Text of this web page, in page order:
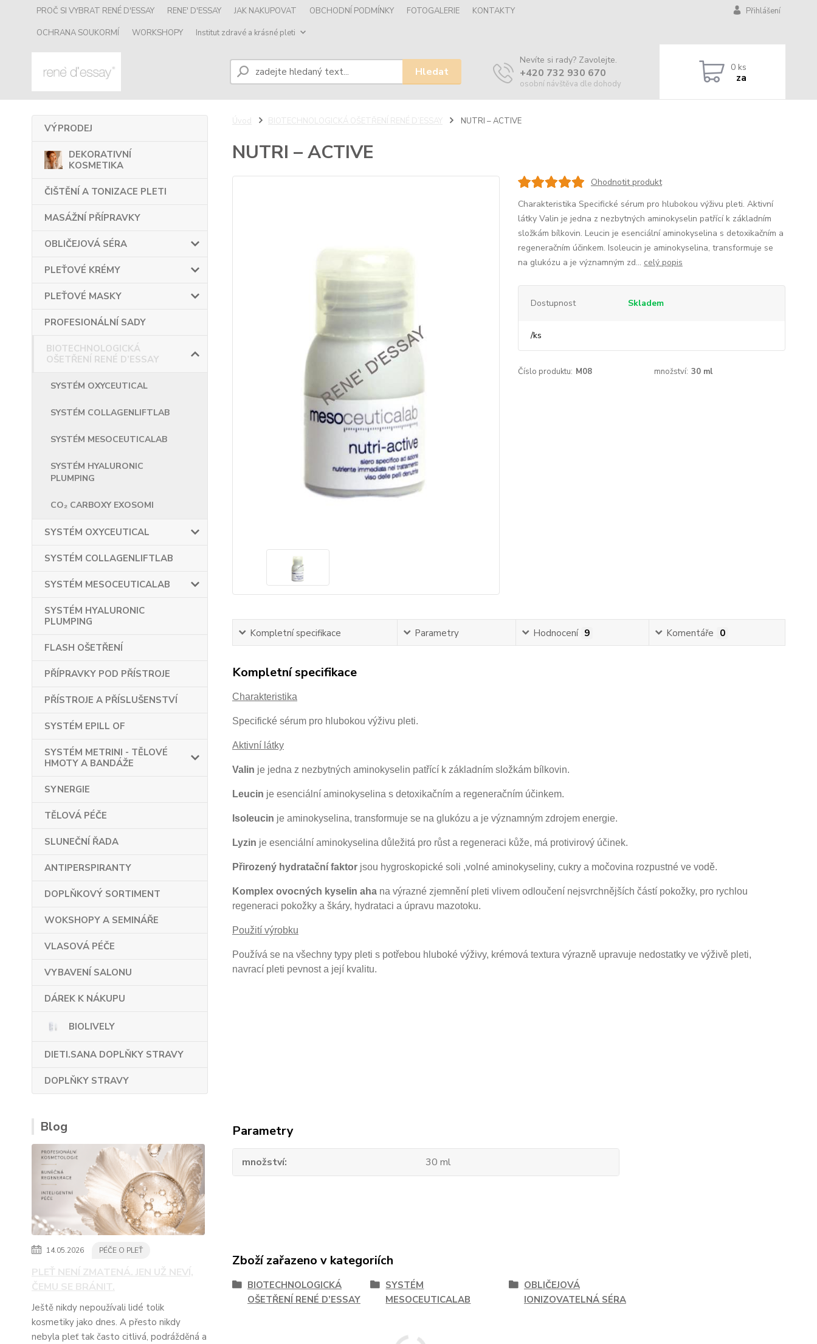
PROČ SI VYBRAT RENÉ D'ESSAY RENE' D'ESSAY JAK NAKUPOVAT OBCHODNÍ PODMÍNKY FOTOGALERIE
KONTAKTY
OCHRANA SOUKORMÍ
WORKSHOPY Institut zdravé a krásné pleti
Přihlášení
Hledat
Nevíte si rady? Zavolejte.
+420 732 930 670
osobní návštěva dle dohody
0 ks
za
VÝPRODEJ
DEKORATIVNÍ
KOSMETIKA
ČIŠTĚNÍ A TONIZACE PLETI
MASÁŽNÍ PŘÍPRAVKY
OBLIČEJOVÁ SÉRA
PLEŤOVÉ KRÉMY
PLEŤOVÉ MASKY
PROFESIONÁLNÍ SADY
BIOTECHNOLOGICKÁ
OŠETŘENÍ RENÉ D’ESSAY
SYSTÉM OXYCEUTICAL
SYSTÉM COLLAGENLIFTLAB
SYSTÉM MESOCEUTICALAB
SYSTÉM HYALURONIC
PLUMPING
CO₂ CARBOXY EXOSOMI
SYSTÉM OXYCEUTICAL
SYSTÉM COLLAGENLIFTLAB
SYSTÉM MESOCEUTICALAB
SYSTÉM HYALURONIC
PLUMPING
FLASH OŠETŘENÍ
PŘÍPRAVKY POD PŘÍSTROJE
PŘÍSTROJE A PŘÍSLUŠENSTVÍ
SYSTÉM EPILL OF
SYSTÉM METRINI - TĚLOVÉ
HMOTY A BANDÁŽE
SYNERGIE
TĚLOVÁ PÉČE
SLUNEČNÍ ŘADA
ANTIPERSPIRANTY
DOPLŇKOVÝ SORTIMENT
WOKSHOPY A SEMINÁŘE
VLASOVÁ PÉČE
VYBAVENÍ SALONU
DÁREK K NÁKUPU
BIOLIVELY
DIETI.SANA DOPLŇKY STRAVY
DOPLŇKY STRAVY
Blog
14.05.2026 PÉČE O PLEŤ
PLEŤ NENÍ ZMATENÁ. JEN UŽ NEVÍ,
ČEMU SE BRÁNIT.
Ještě nikdy nepoužívali lidé tolik
kosmetiky jako dnes. A přesto nikdy
nebyla pleť tak často citlivá, podrážděná a
Úvod BIOTECHNOLOGICKÁ OŠETŘENÍ RENÉ D’ESSAY NUTRI – ACTIVE
NUTRI – ACTIVE
Ohodnotit produkt
Charakteristika Specifické sérum pro hlubokou výživu pleti. Aktivní
látky Valin je jedna z nezbytných aminokyselin patřící k základním
složkám bílkovin. Leucin je esenciální aminokyselina s detoxikačním a
regeneračním účinkem. Isoleucin je aminokyselina, transformuje se
na glukózu a je významným zd... celý popis
Dostupnost Skladem
/ks
Číslo produktu: M08 množství: 30 ml
Kompletní specifikace Parametry Hodnocení 9 Komentáře 0
Kompletní specifikace
Charakteristika
Specifické sérum pro hlubokou výživu pleti.
Aktivní látky
Valin je jedna z nezbytných aminokyselin patřící k základním složkám bílkovin.
Leucin je esenciální aminokyselina s detoxikačním a regeneračním účinkem.
Isoleucin je aminokyselina, transformuje se na glukózu a je významným zdrojem energie.
Lyzin je esenciální aminokyselina důležitá pro růst a regeneraci kůže, má protivirový účinek.
Přirozený hydratační faktorjsou hygroskopické soli ,volné aminokyseliny, cukry a močovina rozpustné ve vodě.
Komplex ovocných kyselin ahana výrazné zjemnění pleti vlivem odloučení nejsvrchnějších částí pokožky, pro rychlou
regeneraci pokožky a škáry, hydrataci a úpravu mazotoku.
Použití výrobku
Používá se na všechny typy pleti s potřebou hluboké výživy, krémová textura výrazně upravuje nedostatky ve výživě pleti,
navrací pleti pevnost a její kvalitu.
Parametry
množství 30 ml
Zboží zařazeno v kategoriích
BIOTECHNOLOGICKÁ
OŠETŘENÍ RENÉ D’ESSAY
SYSTÉM
MESOCEUTICALAB
OBLIČEJOVÁ
IONIZOVATELNÁ SÉRA